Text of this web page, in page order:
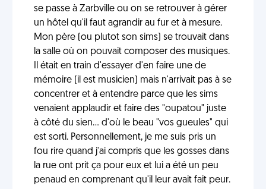
se passe à Zarbville ou on se retrouver à gérer
un hôtel qu'il faut agrandir au fur et à mesure.
Mon père (ou plutot son sims) se trouvait dans
la salle où on pouvait composer des musiques.
Il était en train d'essayer d'en faire une de
mémoire (il est musicien) mais n'arrivait pas à se
concentrer et à entendre parce que les sims
venaient applaudir et faire des "oupatou" juste
à côté du sien... d'où le beau "vos gueules" qui
est sorti. Personnellement, je me suis pris un
fou rire quand j'ai compris que les gosses dans
la rue ont prit ça pour eux et lui a été un peu
penaud en comprenant qu'il leur avait fait peur.